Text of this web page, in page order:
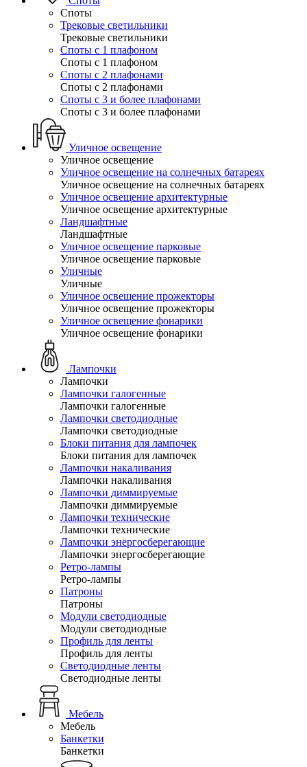
Споты
Трековые светильники
Трековые светильники
Споты с 1 плафоном
Споты с 1 плафоном
Споты с 2 плафонами
Споты с 2 плафонами
Споты с 3 и более плафонами
Споты с 3 и более плафонами
Уличное освещение
Уличное освещение
Уличное освещение на солнечных батареях
Уличное освещение на солнечных батареях
Уличное освещение архитектурные
Уличное освещение архитектурные
Ландшафтные
Ландшафтные
Уличное освещение парковые
Уличное освещение парковые
Уличные
Уличные
Уличное освещение прожекторы
Уличное освещение прожекторы
Уличное освещение фонарики
Уличное освещение фонарики
Лампочки
Лампочки
Лампочки галогенные
Лампочки галогенные
Лампочки светодиодные
Лампочки светодиодные
Блоки питания для лампочек
Блоки питания для лампочек
Лампочки накаливания
Лампочки накаливания
Лампочки диммируемые
Лампочки диммируемые
Лампочки технические
Лампочки технические
Лампочки энергосберегающие
Лампочки энергосберегающие
Ретро-лампы
Ретро-лампы
Патроны
Патроны
Модули светодиодные
Модули светодиодные
Профиль для ленты
Профиль для ленты
Светодиодные ленты
Светодиодные ленты
Мебель
Мебель
Банкетки
Банкетки